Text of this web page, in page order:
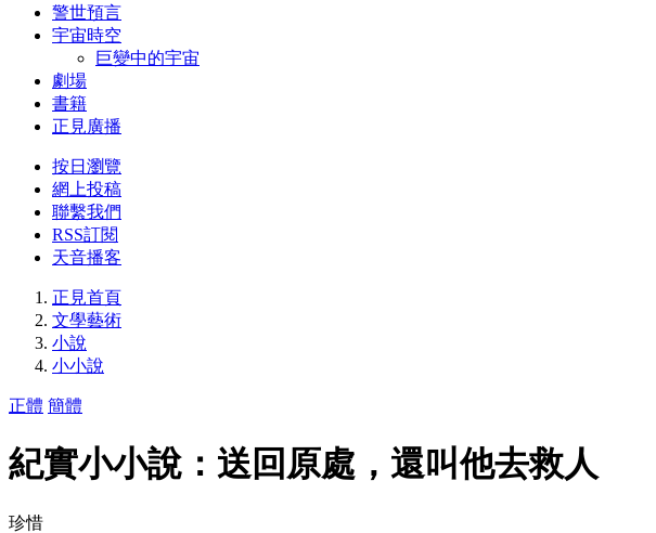
警世預言
宇宙時空
巨變中的宇宙
劇場
書籍
正見廣播
按日瀏覽
網上投稿
聯繫我們
RSS訂閱
天音播客
正見首頁
文學藝術
小說
小小說
正體 簡體
紀實小小說：送回原處，還叫他去救人
珍惜